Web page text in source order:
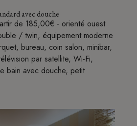
avec douche
de 185,00€ - orienté ouest
/ twin, équipement moderne
bureau, coin salon, minibar,
par satellite, Wi-Fi,
bain avec douche, petit